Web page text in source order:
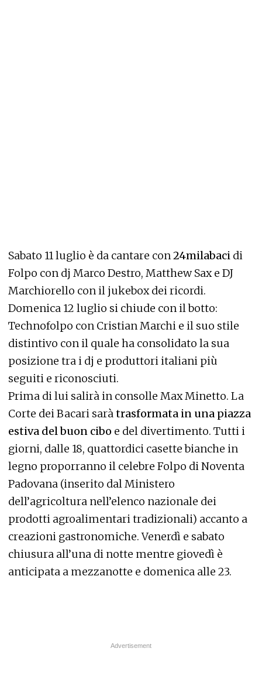
Sabato 11 luglio è da cantare con24milabaci di
Folpo con dj Marco Destro, Matthew Sax e DJ
Marchiorello con il jukebox dei ricordi.
Domenica 12 luglio si chiude con il botto:
Technofolpo con Cristian Marchi e il suo stile
distintivo con il quale ha consolidato la sua
posizione tra i dj e produttori italiani più
seguiti e riconosciuti.
Prima di lui salirà in consolle Max Minetto. La
Corte dei Bacari saràtrasformata in una piazza
estiva del buon cibo e del divertimento. Tutti i
giorni, dalle 18, quattordici casette bianche in
legno proporranno il celebre Folpo di Noventa
Padovana (inserito dal Ministero
dell’agricoltura nell’elenco nazionale dei
prodotti agroalimentari tradizionali) accanto a
creazioni gastronomiche. Venerdì e sabato
chiusura all’una di notte mentre giovedì è
anticipata a mezzanotte e domenica alle 23.